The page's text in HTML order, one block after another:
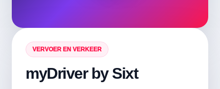
VERVOER EN VERKEER
myDriver by Sixt